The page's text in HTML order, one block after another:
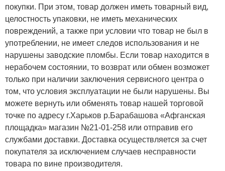
покупки. При этом, товар должен иметь товарный вид,
целостность упаковки, не иметь механических
повреждений, а также при условии что товар не был в
употреблении, не имеет следов использования и не
нарушены заводские пломбы. Если товар находится в
нерабочем состоянии, то возврат или обмен возможет
только при наличии заключения сервисного центра о
том, что условия эксплуатации не были нарушены. Вы
можете вернуть или обменять товар нашей торговой
точке по адресу г.Харьков р.Барабашова «Афганская
площадка» магазин №21-01-258 или отправив его
службами доставки. Доставка осуществляется за счет
покупателя за исключением случаев несправности
товара по вине производителя.